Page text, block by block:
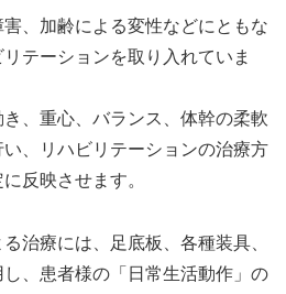
、加齢による変性などにともな
テーションを取り入れていま
、重心、バランス、体幹の柔軟
、リハビリテーションの治療方
反映させます。
治療には、足底板、各種装具、
し、患者様の「日常生活動作」の